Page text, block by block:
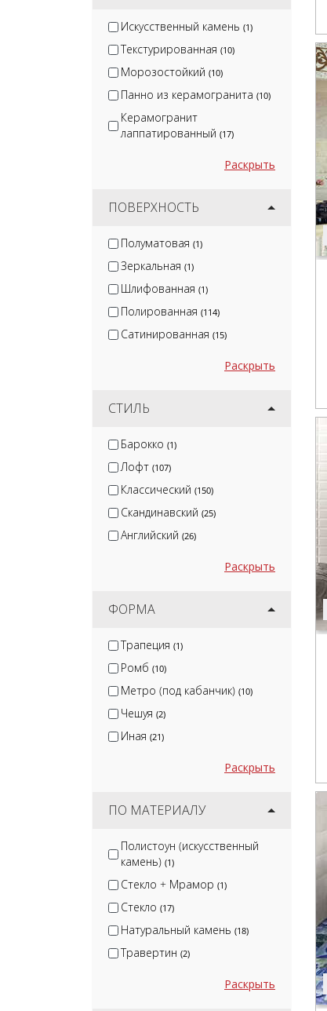
Искусственный камень (1)
Текстурированная (10)
Морозостойкий (10)
Панно из керамогранита (10)
Керамогранит
лаппатированный (17)
Раскрыть
ПОВЕРХНОСТЬ
Полуматовая (1)
Зеркальная (1)
Шлифованная (1)
Полированная (114)
Сатинированная (15)
Раскрыть
СТИЛЬ
Барокко (1)
Лофт (107)
Классический (150)
Скандинавский (25)
Английский (26)
Раскрыть
ФОРМА
Трапеция (1)
Ромб (10)
Метро (под кабанчик) (10)
Чешуя (2)
Иная (21)
Раскрыть
ПО МАТЕРИАЛУ
Полистоун (искусственный
камень) (1)
Стекло + Мрамор (1)
Стекло (17)
Натуральный камень (18)
Травертин (2)
Раскрыть